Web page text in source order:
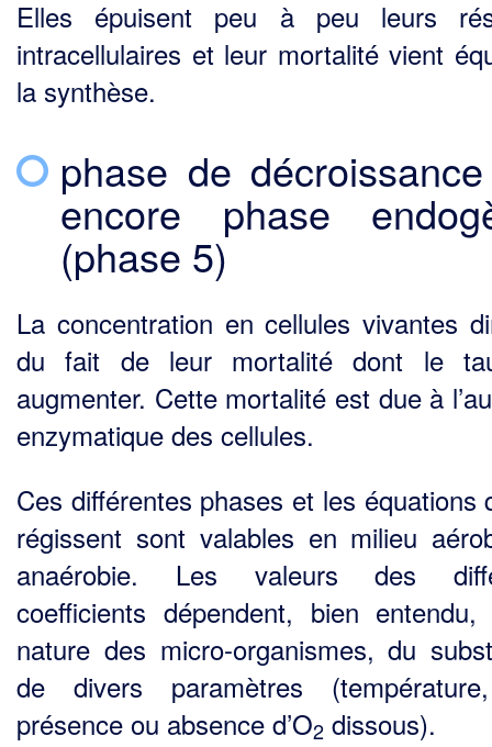
Elles épuisent peu à peu leurs
intracellulaires et leur mortalité vient
la synthèse.
phase de
encore phase
(phase 5)
La concentration en cellules vivantes
du fait de leur mortalité dont le
augmenter. Cette mortalité est due à
enzymatique des cellules.
Ces différentes phases et les équations
régissent sont valables en milieu
anaérobie. Les valeurs des
coefficients dépendent, bien
nature des micro-organismes, du
de divers paramètres
présence ou absence d’O2 dissous).